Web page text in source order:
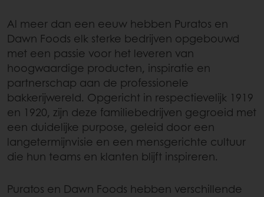
Al meer dan een eeuw hebben Puratos en
Dawn Foods elk sterke bedrijven opgebouwd
met een passie voor het leveren van
hoogwaardige producten, inspiratie en
partnerschap aan de professionele
bakkerijwereld. Opgericht in respectievelijk 1919
en 1920, zijn deze familiebedrijven gegroeid met
een duidelijke purpose, geleid door een
langetermijnvisie en een mensgerichte cultuur
die hun teams en klanten blijft inspireren.
Puratos en Dawn Foods hebben verschillende